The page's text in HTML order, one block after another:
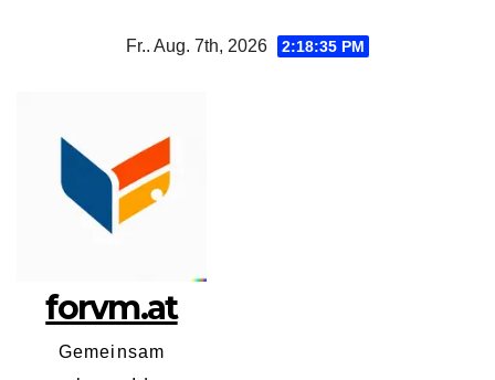
Fr.. Aug. 7th, 2026 2:18:35 PM
forvm.at
Gemeinsam